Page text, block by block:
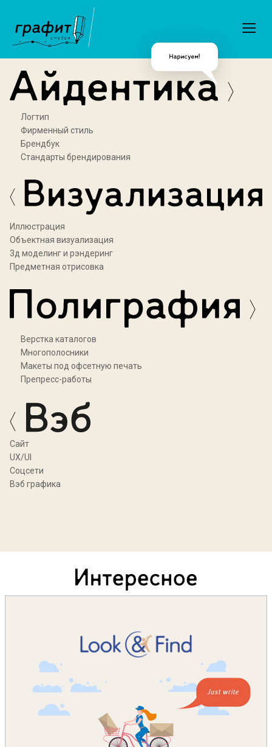
Логтип
Фирменный стиль
Брендбук
Стандарты брендирования
Иллюстрация
Объектная визуализация
3д моделинг и рэндеринг
Предметная отрисовка
Верстка каталогов
Многополосники
Макеты под офсетную печать
Препресс-работы
Cайт
UX/UI
Соцсети
Вэб графика